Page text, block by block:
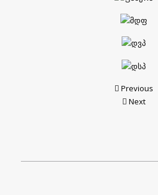
Previous
Next